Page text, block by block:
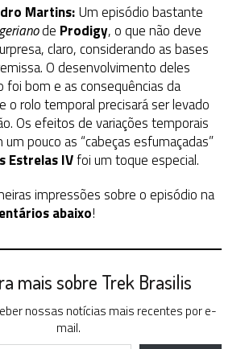
Martins:Um episódio bastante
de Prodigy, o que não deve
claro, considerando as bases
O desenvolvimento deles
foi bom e as consequências da
o rolo temporal precisará ser levado
Os efeitos de variações temporais
pouco as “cabeças esfumaçadas”
Estrelas IVfoi um toque especial.
impressões sobre o episódio na
abaixo!
mais sobre Trek Brasilis
nossas notícias mais recentes por e-
mail.